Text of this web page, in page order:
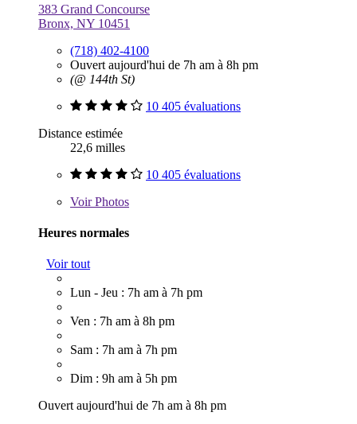
383 Grand Concourse
Bronx, NY 10451
(718) 402-4100
Ouvert aujourd'hui de 7h am à 8h pm
(@ 144th St)
10 405 évaluations
Distance estimée
22,6 milles
10 405 évaluations
VoirPhotos
Heures normales
Voir tout
Lun - Jeu : 7h am à 7h pm
Ven : 7h am à 8h pm
Sam : 7h am à 7h pm
Dim : 9h am à 5h pm
Ouvert aujourd'hui de 7h am à 8h pm